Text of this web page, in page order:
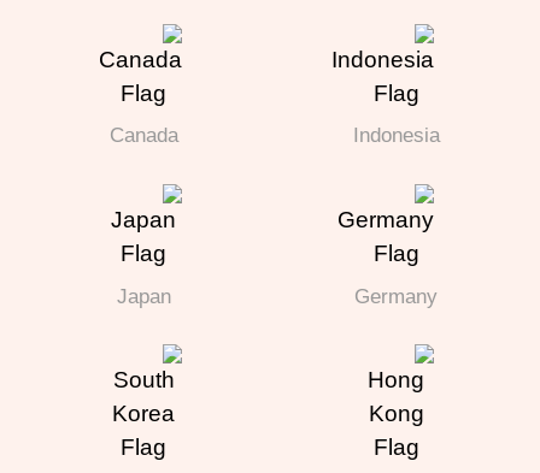
Indonesia
Canada
Germany
Japan